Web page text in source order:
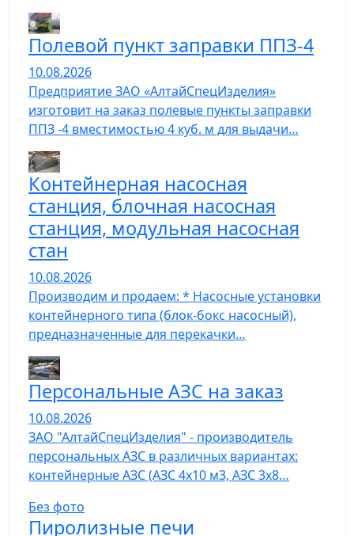
Полевой пункт заправки ППЗ-4
10.08.2026
Предприятие ЗАО «АлтайСпецИзделия»
изготовит на заказ полевые пункты заправки
ППЗ -4 вместимостью 4 куб. м для выдачи…
Контейнерная насосная
станция, блочная насосная
станция, модульная насосная
стан
10.08.2026
Производим и продаем: * Насосные установки
контейнерного типа (блок-бокс насосный),
предназначенные для перекачки…
Персональные АЗС на заказ
10.08.2026
ЗАО "АлтайСпецИзделия" - производитель
персональных АЗС в различных вариантах:
контейнерные АЗС (АЗС 4х10 м3, АЗС 3х8…
Без фото
Пиролизные печи